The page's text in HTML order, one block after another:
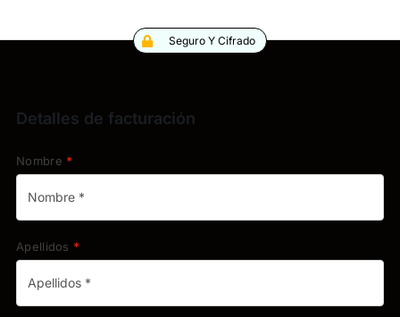
Seguro Y Cifrado
Detalles de facturación
Nombre *
Apellidos *